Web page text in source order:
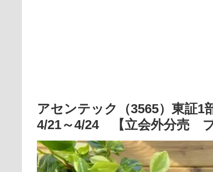
アセンテック（3565）東
4/21～4/24 【立会外分売 ブ